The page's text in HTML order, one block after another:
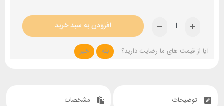
افزودن به سبد خرید
آیا از قیمت های ما رضایت دارید؟ بله خیر
توضیحات مشخصات